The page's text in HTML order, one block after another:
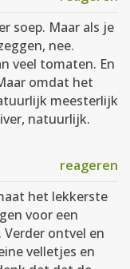
soep. Maar als je
nee.
veel tomaten. En
omdat het
meesterlijk
natuurlijk.
reageren
het lekkerste
voor een
ontvel en
velletjes en